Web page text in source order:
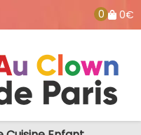
0 0€